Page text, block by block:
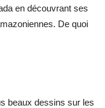
en découvrant ses
De quoi
beaux dessins sur les